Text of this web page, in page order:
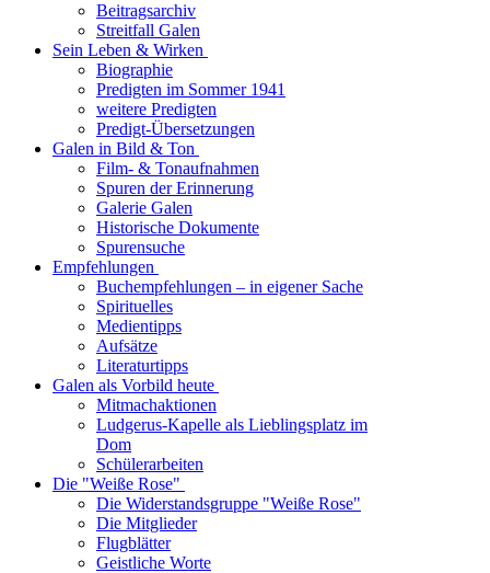
Beitragsarchiv
Streitfall Galen
Sein Leben & Wirken
Biographie
Predigten im Sommer 1941
weitere Predigten
Predigt-Übersetzungen
Galen in Bild & Ton
Film- & Tonaufnahmen
Spuren der Erinnerung
Galerie Galen
Historische Dokumente
Spurensuche
Empfehlungen
Buchempfehlungen – in eigener Sache
Spirituelles
Medientipps
Aufsätze
Literaturtipps
Galen als Vorbild heute
Mitmachaktionen
Ludgerus-Kapelle als Lieblingsplatz im
Dom
Schülerarbeiten
Die "Weiße Rose"
Die Widerstandsgruppe "Weiße Rose"
Die Mitglieder
Flugblätter
Geistliche Worte